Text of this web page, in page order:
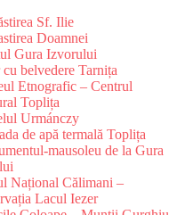
Sf. Ilie
Doamnei
Gura Izvorului
belvedere Tarnița
Etnografic – Centrul
Toplița
Urmánczy
de apă termală Toplița
mausoleu de la Gura
Național Călimani –
Lacul Iezer